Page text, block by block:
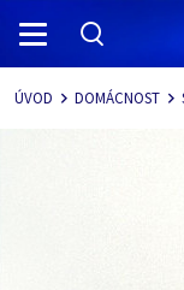
Navigace
ÚVOD DOMÁCNOST